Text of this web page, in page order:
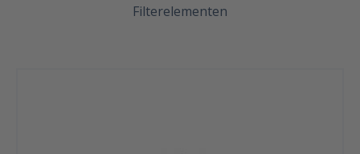
Filterelementen